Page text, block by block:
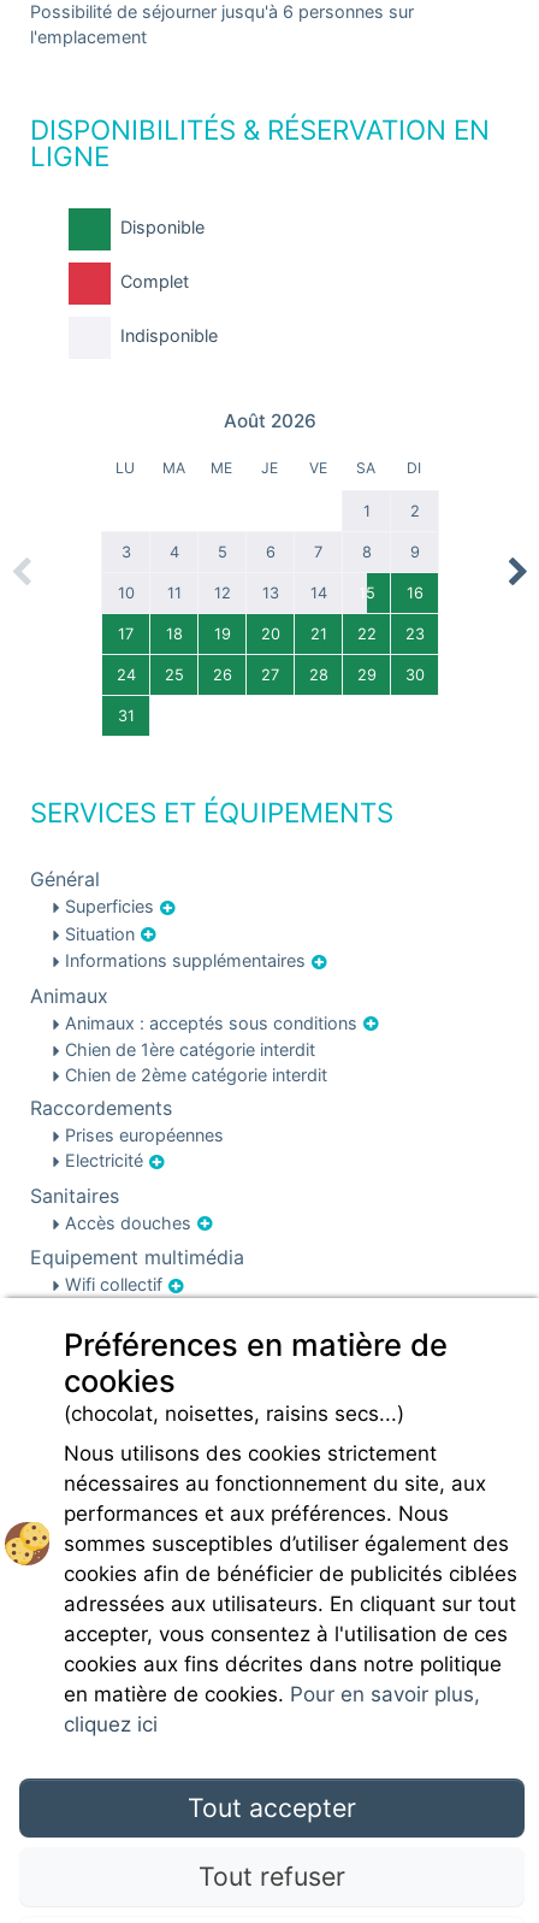
Possibilité de séjourner jusqu'à 6 personnes sur
l'emplacement
DISPONIBILITÉS & RÉSERVATION EN
LIGNE
Disponible
Complet
Indisponible
Previous
Août 2026
LU MA ME JE VE SA DI
1 2
3 4 5 6 7 8 9
10 11 12 13 14 15 16
17 18 19 20 21 22 23
24 25 26 27 28 29 30
31
SERVICES ET ÉQUIPEMENTS
Général
Superficies
Situation
Informations supplémentaires
Animaux
Animaux : acceptés sous conditions
Chien de 1ère catégorie interdit
Chien de 2ème catégorie interdit
Raccordements
Prises européennes
Electricité
Sanitaires
Accès douches
Equipement multimédia
Wifi collectif
Barbecue
Barbecue
Parking
Rejoignez-nous
Mentions légales
CGU
Préférences en matière de
cookies
(chocolat, noisettes, raisins secs...)
Nous utilisons des cookies strictement
nécessaires au fonctionnement du site, aux
performances et aux préférences. Nous
sommes susceptibles d’utiliser également des
cookies afin de bénéficier de publicités ciblées
adressées aux utilisateurs. En cliquant sur tout
accepter, vous consentez à l'utilisation de ces
cookies aux fins décrites dans notre politique
en matière de cookies. Pour en savoir plus,
cliquez ici
Tout accepter
Tout refuser